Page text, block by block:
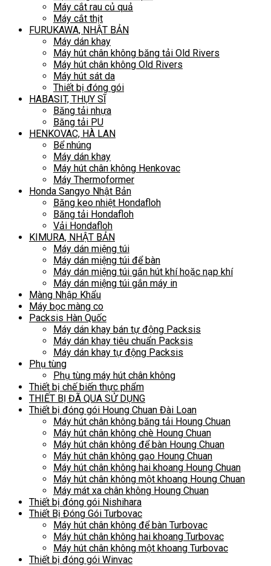
Máy cắt rau củ quả
Máy cắt thịt
FURUKAWA, NHẬT BẢN
Máy dán khay
Máy hút chân không băng tải Old Rivers
Máy hút chân không Old Rivers
Máy hút sát da
Thiết bị đóng gói
HABASIT, THỤY SĨ
Băng tải nhựa
Băng tải PU
HENKOVAC, HÀ LAN
Bể nhúng
Máy dán khay
Máy hút chân không Henkovac
Máy Thermoformer
Honda Sangyo Nhật Bản
Băng keo nhiệt Hondafloh
Băng tải Hondafloh
Vải Hondafloh
KIMURA, NHẬT BẢN
Máy dán miệng túi
Máy dán miệng túi để bàn
Máy dán miệng túi gắn hút khí hoặc nạp khí
Máy dán miệng túi gắn máy in
Màng Nhập Khẩu
Máy bọc màng co
Packsis Hàn Quốc
Máy dán khay bán tự động Packsis
Máy dán khay tiêu chuẩn Packsis
Máy dán khay tự động Packsis
Phụ tùng
Phụ tùng máy hút chân không
Thiết bị chế biến thực phẩm
THIẾT BỊ ĐÃ QUA SỬ DỤNG
Thiết bị đóng gói Houng Chuan Đài Loan
Máy hút chân không băng tải Houng Chuan
Máy hút chân không chè Houng Chuan
Máy hút chân không để bàn Houng Chuan
Máy hút chân không gạo Houng Chuan
Máy hút chân không hai khoang Houng Chuan
Máy hút chân không một khoang Houng Chuan
Máy mát xa chân không Houng Chuan
Thiết bị đóng gói Nishihara
Thiết Bị Đóng Gói Turbovac
Máy hút chân không để bàn Turbovac
Máy hút chân không hai khoang Turbovac
Máy hút chân không một khoang Turbovac
Thiết bị đóng gói Winvac